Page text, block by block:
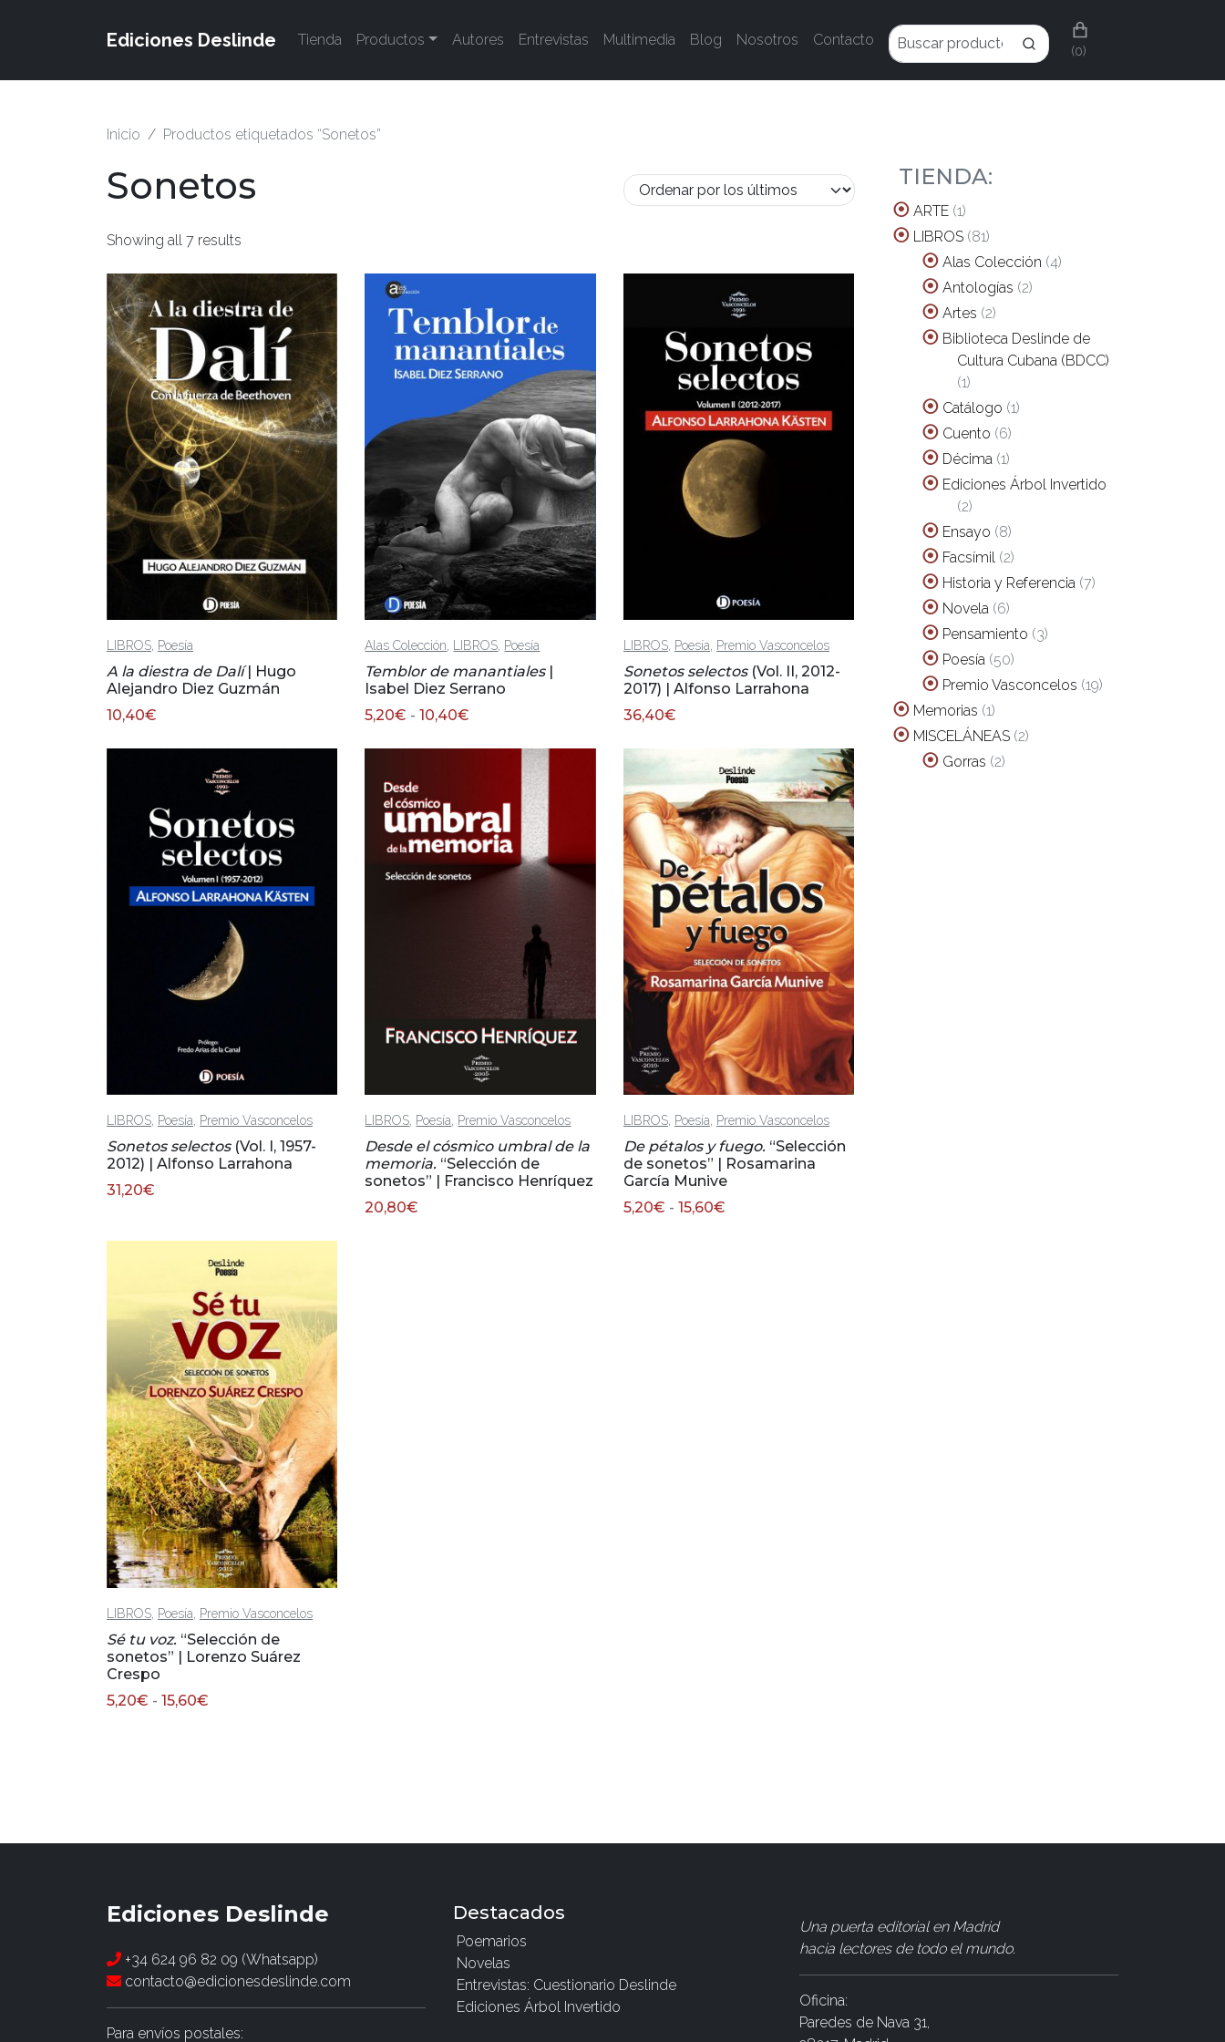
Ediciones Deslinde (0)
Tienda Productos Autores Entrevistas Multimedia Blog Nosotros Contacto
Inicio Productos etiquetados “Sonetos”
Sonetos
Showing all 7 results
LIBROS, Poesía
A la diestra de Dalí| Hugo
Alejandro Diez Guzmán
10,40€
Alas Colección, LIBROS, Poesía
Temblor de manantiales|
Isabel Diez Serrano
5,20€ - 10,40€
precios:
hasta
10,40€
LIBROS, Poesía, Premio Vasconcelos
Sonetos selectos(Vol. II, 2012-
2017) | Alfonso Larrahona
36,40€
LIBROS, Poesía, Premio Vasconcelos
Sonetos selectos(Vol. I, 1957-
2012) | Alfonso Larrahona
31,20€
LIBROS, Poesía, Premio Vasconcelos
Desde el cósmico umbral de la
memoria. “Selección de
sonetos” | Francisco Henríquez
20,80€
LIBROS, Poesía, Premio Vasconcelos
De pétalos y fuego. “Selección
de sonetos” | Rosamarina
García Munive
5,20€ - 15,60€Rango
LIBROS Poesía Premio Vasconcelos
Sé tu voz. “Selección de
sonetos” | Lorenzo Suárez
Crespo
5,20€ - 15,60€
TIENDA:
ARTE 11
producto
LIBROS 8181
productos
Alas Colección 44
Antologías 22
Artes 22
productos
Biblioteca Deslinde de
Cultura Cubana (BDCC)
11
producto
Catálogo 11
Cuento 66
productos
Décima 11
producto
Ediciones Árbol Invertido
22
productos
Ensayo 88
productos
Facsímil 22
productos
Historia y Referencia 77
Novela 66
productos
Pensamiento 33
Poesía 5050
productos
Premio Vasconcelos 1919
Memorias 11
producto
MISCELÁNEAS 22
Gorras 22
Ediciones Deslinde
+34 624 96 82 09 (Whatsapp)
contacto@edicionesdeslinde.com
Para envíos postales:
Destacados
Poemarios
Novelas
Entrevistas: Cuestionario Deslinde
Ediciones Árbol Invertido
Una puerta editorial en Madrid
hacia lectores de todo el mundo.
Oficina:
Paredes de Nava 31,